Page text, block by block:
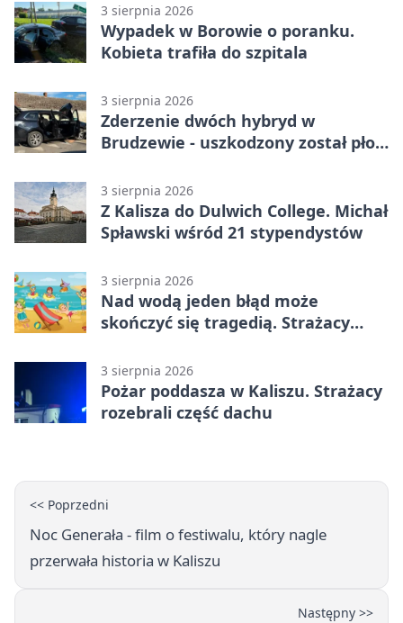
3 sierpnia 2026
Wypadek w Borowie o poranku.
Kobieta trafiła do szpitala
3 sierpnia 2026
Zderzenie dwóch hybryd w
Brudzewie - uszkodzony został płot
3 sierpnia 2026
Z Kalisza do Dulwich College. Michał
Spławski wśród 21 stypendystów
3 sierpnia 2026
Nad wodą jeden błąd może
skończyć się tragedią. Strażacy
3 sierpnia 2026
Pożar poddasza w Kaliszu. Strażacy
rozebrali część dachu
<< Poprzedni
Noc Generała - film o festiwalu, który nagle
przerwała historia w Kaliszu
Następny >>